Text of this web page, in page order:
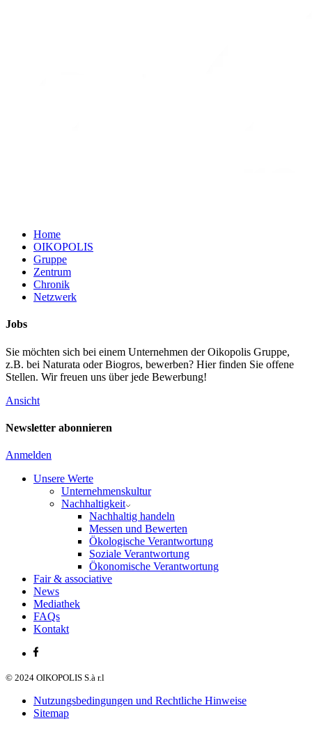
Home
OIKOPOLIS
Gruppe
Zentrum
Chronik
Netzwerk
Jobs
Sie möchten sich bei einem Unternehmen der Oikopolis Gruppe,
z.B. bei Naturata oder Biogros, bewerben? Hier finden Sie offene
Stellen. Wir freuen uns über jede Bewerbung!
Ansicht
Newsletter abonnieren
Anmelden
Unsere Werte
Unternehmenskultur
Nachhaltigkeit
Nachhaltig handeln
Messen und Bewerten
Ökologische Verantwortung
Soziale Verantwortung
Ökonomische Verantwortung
Fair & associative
News
Mediathek
FAQs
Kontakt
© 2024 OIKOPOLIS S.à r.l
Nutzungsbedingungen und Rechtliche Hinweise
Sitemap